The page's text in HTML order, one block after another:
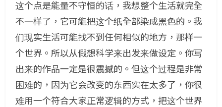
这个点是能量不守恒的话，我想整个生活就完全
不一样了，它可能把这个纸全部染成黑色的。我
们现实生活可能找不到任何相似的地方，那样一
个世界。所以从假想科学来出发来做设定。你写
出来的作品一定是很震撼的。但这个过程是非常
困难的，因为它会改变的东西实在太多了，你很
难用一个符合大家正常逻辑的方式，把这个世界